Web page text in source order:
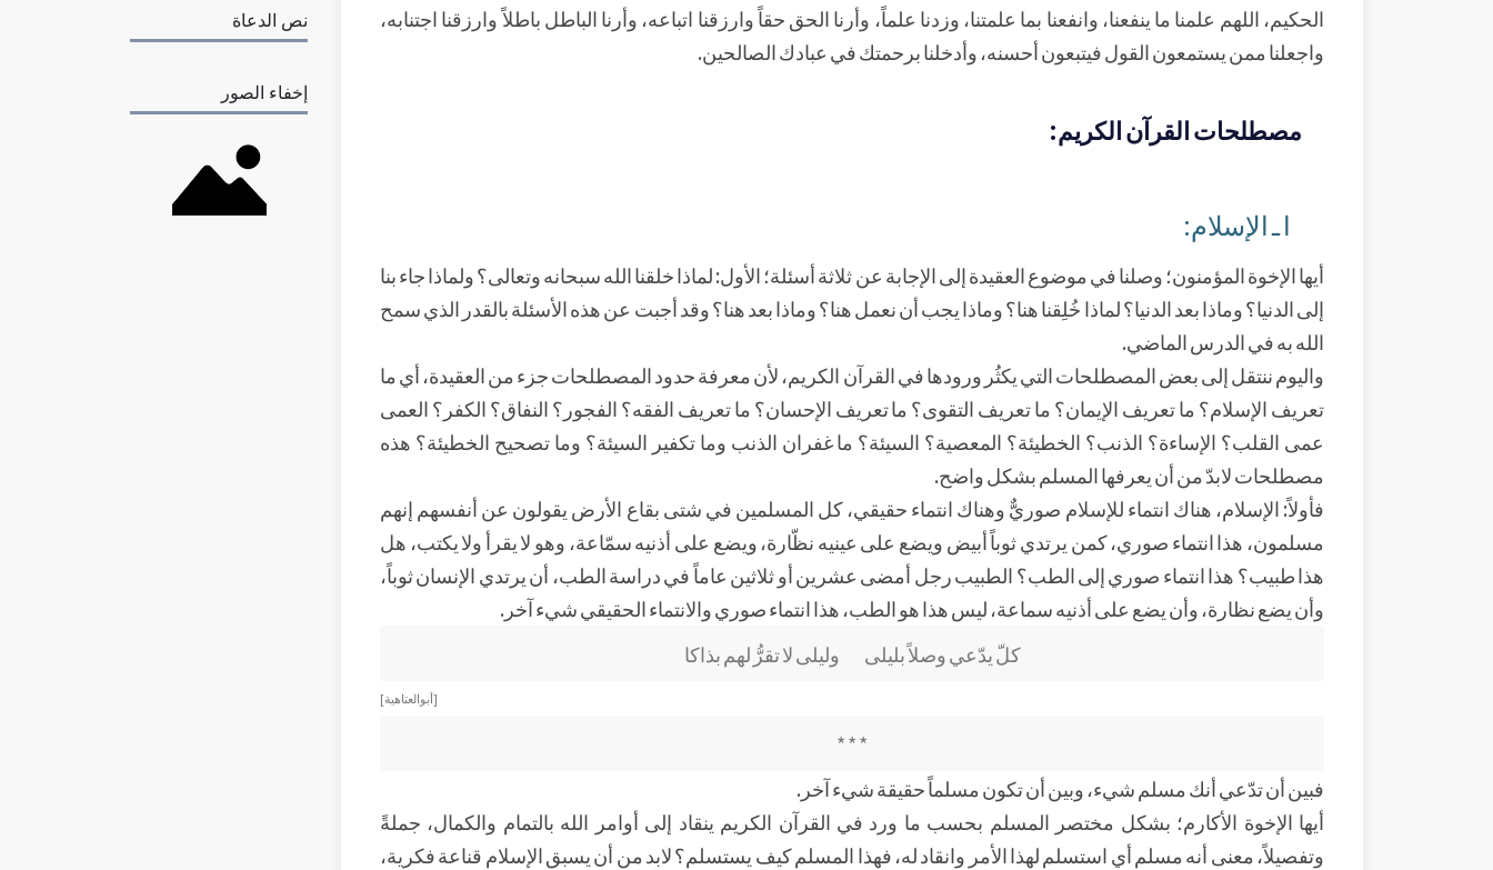
الحكيم، اللهم علمنا ما ينفعنا، وانفعنا بما علمتنا، وزدنا علماً، وأرنا الحق حقاً وارزقنا اتباعه، وأرنا الباطل باطلاً وارزقنا اجتنابه،
واجعلنا ممن يستمعون القول فيتبعون أحسنه، وأدخلنا برحمتك في عبادك الصالحين.
مصطلحات القرآن الكريم:
ا ـ الإسلام:
أيها الإخوة المؤمنون؛ وصلنا في موضوع العقيدة إلى الإجابة عن ثلاثة أسئلة؛ الأول: لماذا خلقنا الله سبحانه وتعالى؟ ولماذا جاء بنا
إلى الدنيا؟ وماذا بعد الدنيا؟ لماذا خُلِقنا هنا؟ وماذا يجب أن نعمل هنا؟ وماذا بعد هنا؟ وقد أجبت عن هذه الأسئلة بالقدر الذي سمح
الله به في الدرس الماضي.
واليوم ننتقل إلى بعض المصطلحات التي يكثُر ورودها في القرآن الكريم، لأن معرفة حدود المصطلحات جزء من العقيدة، أي ما
تعريف الإسلام؟ ما تعريف الإيمان؟ ما تعريف التقوى؟ ما تعريف الإحسان؟ ما تعريف الفقه؟ الفجور؟ النفاق؟ الكفر؟ العمى
عمى القلب؟ الإساءة؟ الذنب؟ الخطيئة؟ المعصية؟ السيئة؟ ما غفران الذنب وما تكفير السيئة؟ وما تصحيح الخطيئة؟ هذه
مصطلحات لابدّ من أن يعرفها المسلم بشكل واضح.
فأولاً: الإسلام، هناك انتماء للإسلام صوريٌّ وهناك انتماء حقيقي، كل المسلمين في شتى بقاع الأرض يقولون عن أنفسهم إنهم
مسلمون، هذا انتماء صوري، كمن يرتدي ثوباً أبيض ويضع على عينيه نظّارة، ويضع على أذنيه سمّاعة، وهو لا يقرأ ولا يكتب، هل
هذا طبيب؟ هذا انتماء صوري إلى الطب؟ الطبيب رجل أمضى عشرين أو ثلاثين عاماً في دراسة الطب، أن يرتدي الإنسان ثوباً،
وأن يضع نظارة، وأن يضع على أذنيه سماعة، ليس هذا هو الطب، هذا انتماء صوري والانتماء الحقيقي شيء آخر.
كلّ يدّعي وصلاً بليلى وليلى لا تقرُّ لهم بذاكا
[ أبو العتاهية ]
* * *
فبين أن تدّعي أنك مسلم شيء، وبين أن تكون مسلماً حقيقة شيء آخر.
أيها الإخوة الأكارم؛ بشكل مختصر المسلم بحسب ما ورد في القرآن الكريم ينقاد إلى أوامر الله بالتمام والكمال، جملةً
وتفصيلاً، معنى أنه مسلم أي استسلم لهذا الأمر وانقاد له، فهذا المسلم كيف يستسلم؟ لابد من أن يسبق الإسلام قناعة فكرية،
نص الدعاة
إخفاء الصور